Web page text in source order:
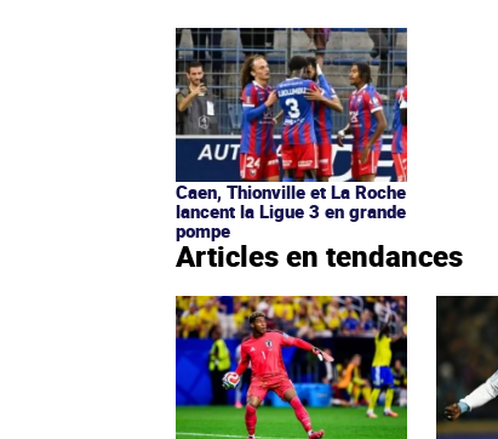
Caen, Thionville et La Roche
lancent la Ligue 3 en grande
pompe
Articles en tendances